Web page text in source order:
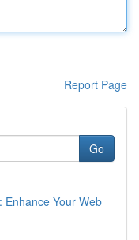
Report Page
Go
Enhance Your Web